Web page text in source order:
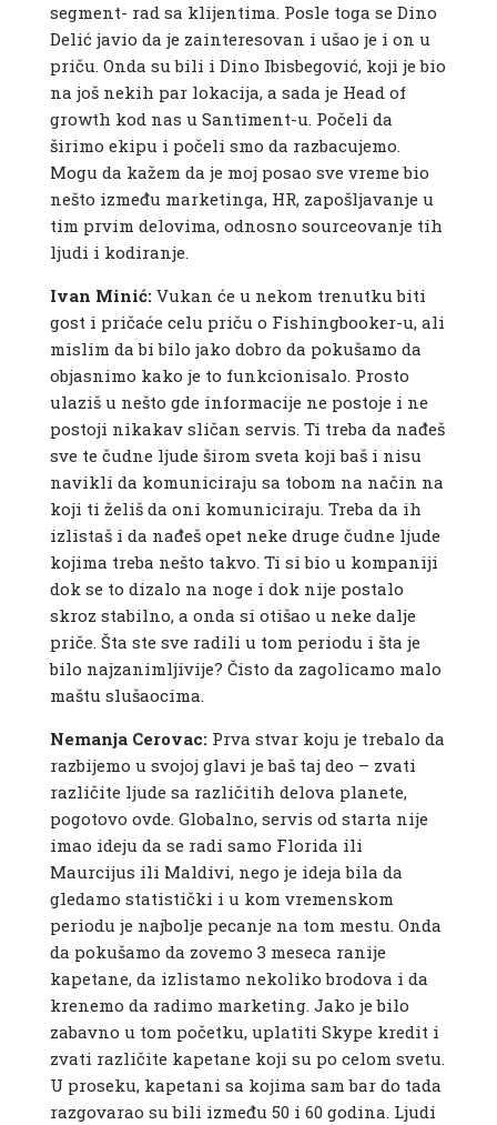
segment- rad sa klijentima. Posle toga se Dino
Delić javio da je zainteresovan i ušao je i on u
priču. Onda su bili i Dino Ibisbegović, koji je bio
na još nekih par lokacija, a sada je Head of
growth kod nas u Santiment-u. Počeli da
širimo ekipu i počeli smo da razbacujemo.
Mogu da kažem da je moj posao sve vreme bio
nešto između marketinga, HR, zapošljavanje u
tim prvim delovima, odnosno sourceovanje tih
ljudi i kodiranje.
Ivan Minić: Vukan će u nekom trenutku biti
gost i pričaće celu priču o Fishingbooker-u, ali
mislim da bi bilo jako dobro da pokušamo da
objasnimo kako je to funkcionisalo. Prosto
ulaziš u nešto gde informacije ne postoje i ne
postoji nikakav sličan servis. Ti treba da nađeš
sve te čudne ljude širom sveta koji baš i nisu
navikli da komuniciraju sa tobom na način na
koji ti želiš da oni komuniciraju. Treba da ih
izlistaš i da nađeš opet neke druge čudne ljude
kojima treba nešto takvo. Ti si bio u kompaniji
dok se to dizalo na noge i dok nije postalo
skroz stabilno, a onda si otišao u neke dalje
priče. Šta ste sve radili u tom periodu i šta je
bilo najzanimljivije? Čisto da zagolicamo malo
maštu slušaocima.
Nemanja Cerovac: Prva stvar koju je trebalo da
razbijemo u svojoj glavi je baš taj deo – zvati
različite ljude sa različitih delova planete,
pogotovo ovde. Globalno, servis od starta nije
imao ideju da se radi samo Florida ili
Maurcijus ili Maldivi, nego je ideja bila da
gledamo statistički i u kom vremenskom
periodu je najbolje pecanje na tom mestu. Onda
da pokušamo da zovemo 3 meseca ranije
kapetane, da izlistamo nekoliko brodova i da
krenemo da radimo marketing. Jako je bilo
zabavno u tom početku, uplatiti Skype kredit i
zvati različite kapetane koji su po celom svetu.
U proseku, kapetani sa kojima sam bar do tada
razgovarao su bili između 50 i 60 godina. Ljudi